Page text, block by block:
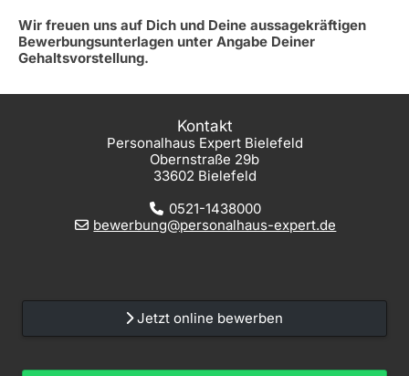
Wir freuen uns auf Dich und Deine aussagekräftigen
Bewerbungsunterlagen unter Angabe Deiner
Gehaltsvorstellung.
Kontakt
Personalhaus Expert Bielefeld
Obernstraße 29b
33602 Bielefeld
0521-1438000
bewerbung@personalhaus-expert.de
Jetzt online bewerben